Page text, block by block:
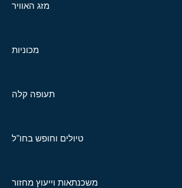
מזג האוויר
מכוניות
תעופה קלה
טיולים וחופש בחו"ל
משכנתאות וייעוץ מחזור